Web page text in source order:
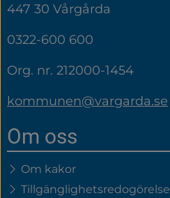
447 30 Vårgårda
0322-600 600
Org. nr. 212000-1454
kommunen@vargarda.se
Om oss
Om kakor
Tillgänglighetsredogörelse